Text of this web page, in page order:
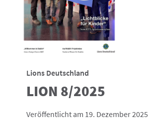
Lions Deutschland
LION 8/2025
Veröffentlicht am 19. Dezember 2025